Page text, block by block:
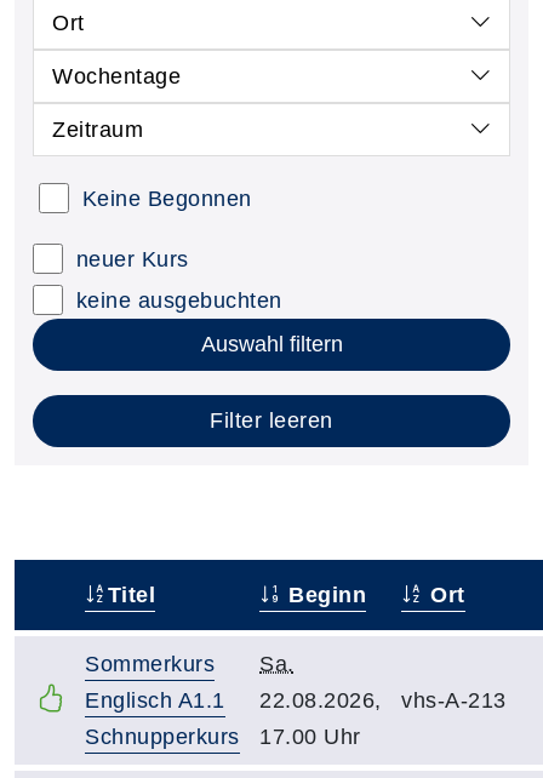
Ort
Wochentage
Zeitraum
Keine Begonnen
neuer Kurs
keine ausgebuchten
Auswahl filtern
Filter leeren
Titel Beginn Ort
Sommerkurs
Englisch A1.1
Schnupperkurs
Sa.
22.08.2026,
17.00 Uhr
vhs-A-213